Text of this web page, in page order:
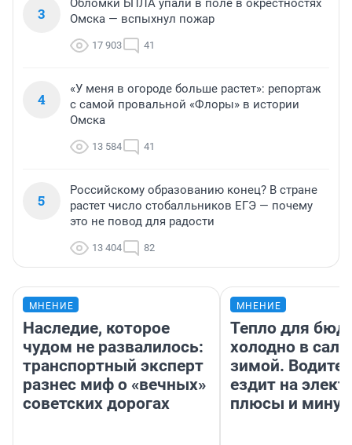
3
Обломки БПЛА упали в поле в окрестностях
Омска — вспыхнул пожар
17 903 41
4
«У меня в огороде больше растет»: репортаж
с самой провальной «Флоры» в истории
Омска
13 584 41
5
Российскому образованию конец? В стране
растет число стобалльников ЕГЭ — почему
это не повод для радости
13 404 82
МНЕНИЕ
Наследие, которое
чудом не развалилось:
транспортный эксперт
разнес миф о «вечных»
советских дорогах
МНЕНИЕ
Тепло для
холодно в
зимой.
ездит на
плюсы и